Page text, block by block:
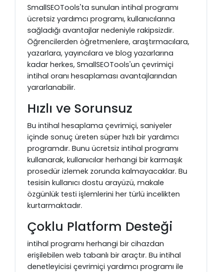
SmallSEOTools'ta sunulan intihal programı
ücretsiz yardımcı programı, kullanıcılarına
sağladığı avantajlar nedeniyle rakipsizdir.
Öğrencilerden öğretmenlere, araştırmacılara,
yazarlara, yayıncılara ve blog yazarlarına
kadar herkes, SmallSEOTools'un çevrimiçi
intihal oranı hesaplaması avantajlarından
yararlanabilir.
Hızlı ve Sorunsuz
Bu intihal hesaplama çevrimiçi, saniyeler
içinde sonuç üreten süper hızlı bir yardımcı
programdır. Bunu ücretsiz intihal programı
kullanarak, kullanıcılar herhangi bir karmaşık
prosedür izlemek zorunda kalmayacaklar. Bu
tesisin kullanıcı dostu arayüzü, makale
özgünlük testi işlemlerini her türlü incelikten
kurtarmaktadır.
Çoklu Platform Desteği
intihal programı herhangi bir cihazdan
erişilebilen web tabanlı bir araçtır. Bu intihal
denetleyicisi çevrimiçi yardımcı programı ile